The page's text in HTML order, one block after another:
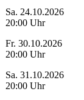
Sa. 24.10.2026
20:00 Uhr
Fr. 30.10.2026
20:00 Uhr
Sa. 31.10.2026
20:00 Uhr